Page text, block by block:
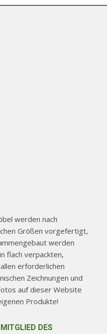
werden nach
Größen vorgefertigt,
werden
flach verpackten,
erforderlichen
Zeichnungen und
auf dieser Website
Produkte!
DES